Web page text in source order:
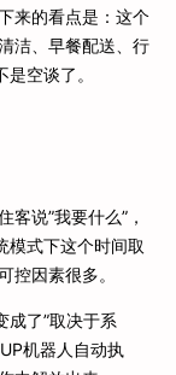
来的看点是：这个
洁、早餐配送、行
空谈了。
说”我要什么”，
模式下这个时间取
控因素很多。
成了”取决于系
机器人自动执